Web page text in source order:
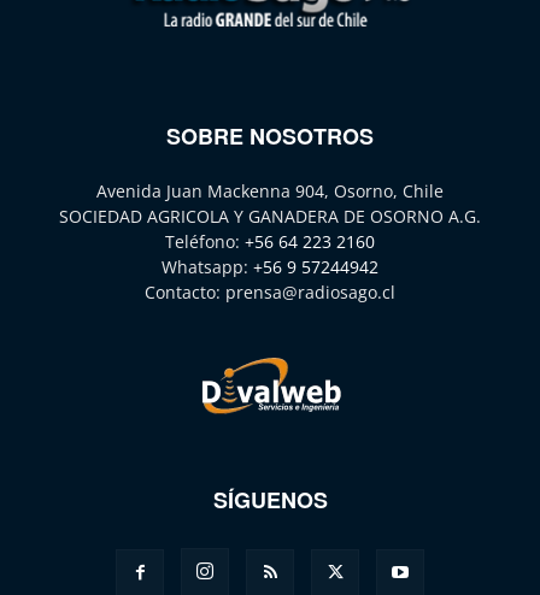
SOBRE NOSOTROS
Avenida Juan Mackenna 904, Osorno, Chile
SOCIEDAD AGRICOLA Y GANADERA DE OSORNO A.G.
Teléfono: +56 64 223 2160
Whatsapp: +56 9 57244942
Contacto: prensa@radiosago.cl
SÍGUENOS